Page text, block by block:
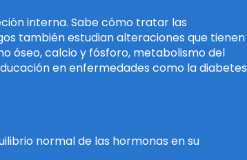
interna. Sabe cómo tratar las
también estudian alteraciones que tienen
óseo, calcio y fósforo, metabolismo del
en enfermedades como la diabetes
normal de las hormonas en su